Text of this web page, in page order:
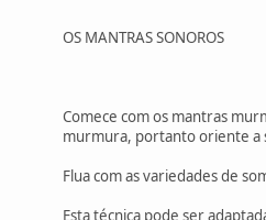
OS MANTRAS SONOROS
Comece com os mantras
murmura, portanto oriente a
Flua com as variedades de
Esta técnica pode ser